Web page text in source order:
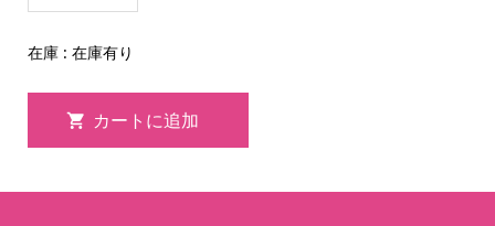
在庫 : 在庫有り